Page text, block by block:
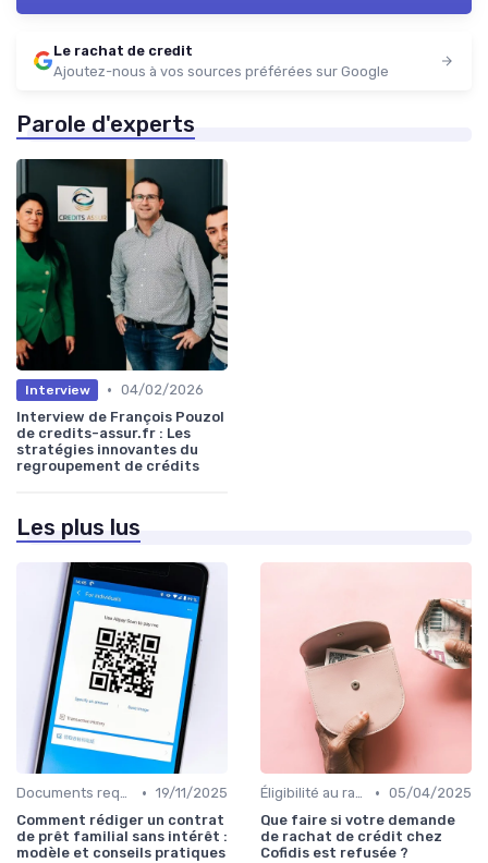
Le rachat de credit
Ajoutez-nous à vos sources préférées sur Google
Parole d'experts
Interview • 04/02/2026
Interview de François Pouzol
de credits-assur.fr : Les
stratégies innovantes du
regroupement de crédits
Les plus lus
Documents requis et démarches • 19/11/2025
Comment rédiger un contrat
de prêt familial sans intérêt :
modèle et conseils pratiques
Éligibilité au rachat de crédit • 05/04/2025
Que faire si votre demande
de rachat de crédit chez
Cofidis est refusée ?